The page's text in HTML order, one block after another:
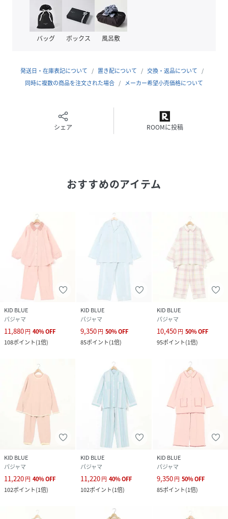
クリーニング 洗濯機洗い可（ネット使用）
バッグ ボックス 風呂敷
発送日・在庫表記について 置き配について
交換・返品について
同時に複数の商品を注文された場合
メーカー希望小売価格について
シェア ROOMに投稿
おすすめのアイテム
KID BLUE
パジャマ
11,880円 40%OFF
108ポイント(1倍)
KID BLUE
パジャマ
9,350円 50%OFF
85ポイント(1倍)
KID BLUE
パジャマ
10,450円 50%OFF
95ポイント(1倍)
KID BLUE
パジャマ
11,220円 40%OFF
102ポイント(1倍)
KID BLUE
パジャマ
11,220円 40%OFF
102ポイント(1倍)
KID BLUE
パジャマ
9,350円 50%OFF
85ポイント(1倍)